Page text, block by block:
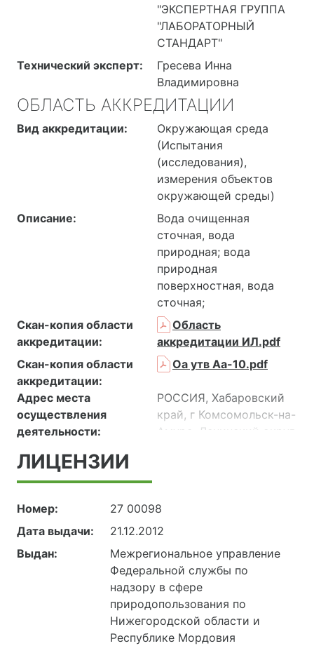
"ЭКСПЕРТНАЯ ГРУППА
"ЛАБОРАТОРНЫЙ
СТАНДАРТ"
Технический эксперт:
Гресева Инна
Владимировна
ОБЛАСТЬ АККРЕДИТАЦИИ
Вид аккредитации:
Окружающая среда
(Испытания
(исследования),
измерения объектов
окружающей среды)
Описание:
Вода очищенная
сточная, вода
природная; вода
природная
поверхностная, вода
сточная;
Скан-копия области
аккредитации:
Область
аккредитации ИЛ.pdf
Скан-копия области
аккредитации:
Оа утв Аа-10.pdf
Адрес места
осуществления
деятельности:
РОССИЯ, Хабаровский
край, г Комсомольск-на-
Амуре, Ленинский округ,
ЛИЦЕНЗИИ
Номер:
27 00098
Дата выдачи:
21.12.2012
Выдан:
Межрегиональное управление
Федеральной службы по
надзору в сфере
природопользования по
Нижегородской области и
Республике Мордовия